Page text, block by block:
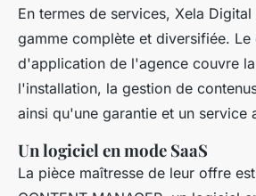
En termes de services, Xela
gamme complète et diversifiée. Le
d'application de l'agence couvre
l'installation, la gestion de
ainsi qu'une garantie et un service
Un logiciel en mode SaaS
La pièce maîtresse de leur offre